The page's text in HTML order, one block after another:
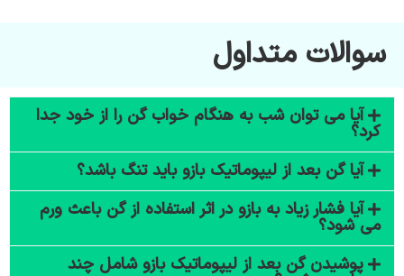
سوالات متداول
آیا می توان شب به هنگام خواب گن را از خود جدا
کرد؟
آیا گن بعد از لیپوماتیک بازو باید تنگ باشد؟
آیا فشار زیاد به بازو در اثر استفاده از گن باعث ورم
می شود؟
پوشیدن گن بعد از لیپوماتیک بازو شامل چند